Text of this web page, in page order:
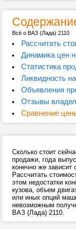
Всё о ВАЗ (Лада) 2110
Рассчитать
Динамика цен
Статистика
Ликвидность
Объявления
Отзывы
Сравнение
Сколько стоит
продажи, года
конечно же зависит
Рассчитать
этом недостатки
кузова, объем
или иных опций
невозможным
ВАЗ (Лада) 2110.